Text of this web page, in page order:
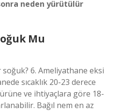
neden yürütülür
Mu
6. Ameliyathane eksi
sıcaklık 20-23 derece
ve ihtiyaçlara göre 18-
Bağıl nem en az